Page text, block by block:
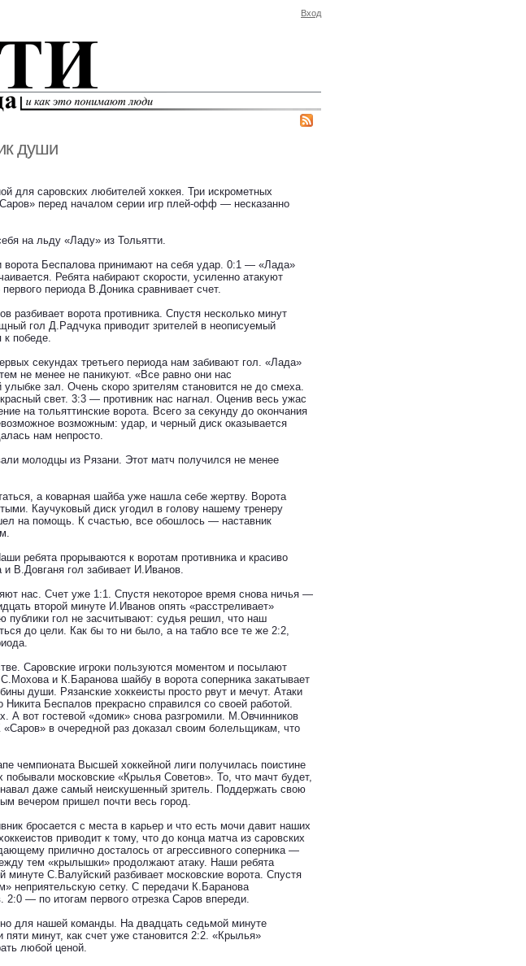
Вход
души
для саровских любителей хоккея. Три искрометных
перед началом серии игр плей-офф — несказанно
на льду «Ладу» из Тольятти.
ворота Беспалова принимают на себя удар. 0:1 — «Лада»
Ребята набирают скорости, усиленно атакуют
периода В.Доника сравнивает счет.
разбивает ворота противника. Спустя несколько минут
гол Д.Радчука приводит зрителей в неописуемый
к победе.
секундах третьего периода нам забивают гол. «Лада»
не менее не паникуют. «Все равно они нас
зал. Очень скоро зрителям становится не до смеха.
свет. 3:3 — противник нас нагнал. Оценив весь ужас
на тольяттинские ворота. Всего за секунду до окончания
возможным: удар, и черный диск оказывается
нам непросто.
молодцы из Рязани. Этот матч получился не менее
а коварная шайба уже нашла себе жертву. Ворота
Каучуковый диск угодил в голову нашему тренеру
на помощь. К счастью, все обошлось — наставник
ребята прорываются к воротам противника и красиво
В.Довганя гол забивает И.Иванов.
нас. Счет уже 1:1. Спустя некоторое время снова ничья —
второй минуте И.Иванов опять «расстреливает»
публики гол не засчитывают: судья решил, что наш
до цели. Как бы то ни было, а на табло все те же 2:2,
Саровские игроки пользуются моментом и посылают
и К.Баранова шайбу в ворота соперника закатывает
души. Рязанские хоккеисты просто рвут и мечут. Атаки
Беспалов прекрасно справился со своей работой.
А вот гостевой «домик» снова разгромили. М.Овчинников
в очередной раз доказал своим болельщикам, что
чемпионата Высшей хоккейной лиги получилась поистине
московские «Крылья Советов». То, что мачт будет,
даже самый неискушенный зритель. Поддержать свою
вечером пришел почти весь город.
бросается с места в карьер и что есть мочи давит наших
приводит к тому, что до конца матча из саровских
прилично досталось от агрессивного соперника —
тем «крылышки» продолжают атаку. Наши ребята
минуте С.Валуйский разбивает московские ворота. Спустя
неприятельскую сетку. С передачи К.Баранова
— по итогам первого отрезка Саров впереди.
для нашей команды. На двадцать седьмой минуте
минут, как счет уже становится 2:2. «Крылья»
любой ценой.